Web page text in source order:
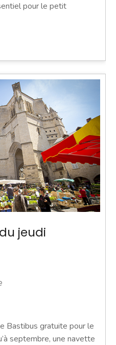
pour le petit
jeudi
Bastibus gratuite pour le
septembre, une navette